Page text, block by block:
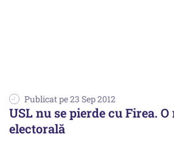
Publicat pe 23 Sep 2012
USL nu se pierde cu Firea.
electorală